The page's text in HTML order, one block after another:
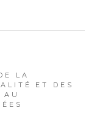
LA
ET DES
AU